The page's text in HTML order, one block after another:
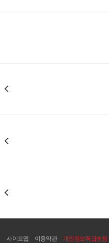
사이트맵 이용약관 개인정보취급방침